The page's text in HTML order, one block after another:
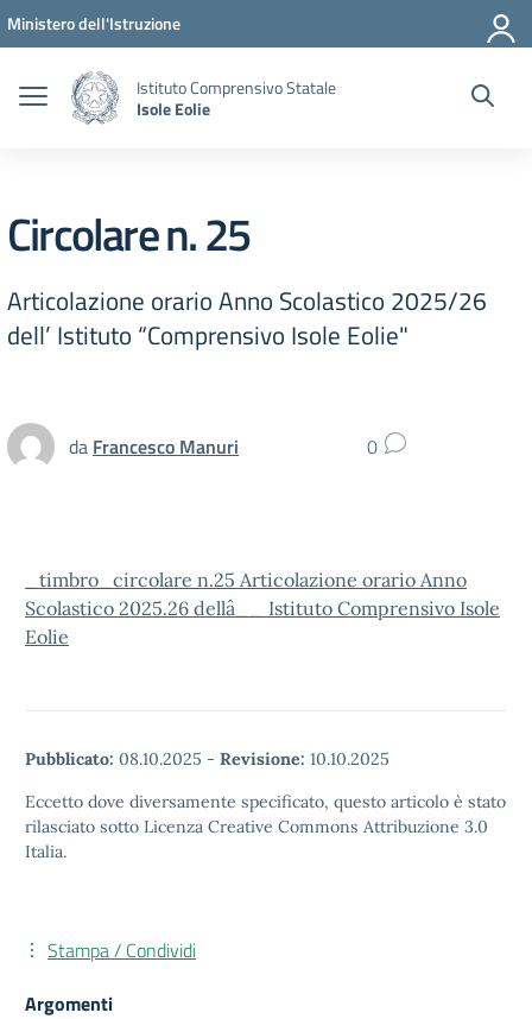
Vai ai contenuti
Vai al menu di navigazione
Vai al footer
Ministero dell'Istruzione
Istituto Comprensivo Statale
Isole Eolie
Circolare n. 25
Articolazione orario Anno Scolastico 2025/26
dell’ Istituto “Comprensivo Isole Eolie"
da Francesco Manuri 0
_timbro_circolare n.25 Articolazione orario Anno
Scolastico 2025.26 dellâ__ Istituto Comprensivo Isole
Eolie
Pubblicato: 08.10.2025 - Revisione: 10.10.2025
Eccetto dove diversamente specificato, questo articolo è stato
rilasciato sotto Licenza Creative Commons Attribuzione 3.0
Italia.
Stampa / Condividi
Argomenti